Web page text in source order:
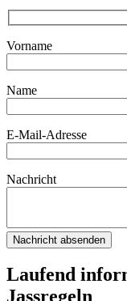
Vorname
Name
E-Mail-Adresse
Nachricht
Laufend
Jassregeln